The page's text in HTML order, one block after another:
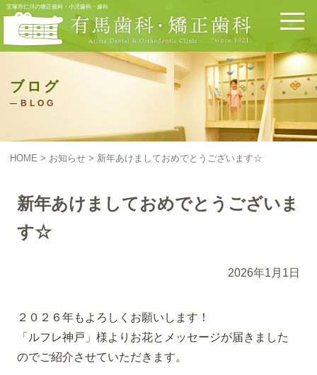
宝塚市仁川の矯正歯科・小児歯科・歯科
ブログ
BLOG
HOME > お知らせ > 新年あけましておめでとうございます☆
新年あけましておめでとうございま
す☆
2026年1月1日
２０２６年もよろしくお願いします！
「ルフレ神戸」様よりお花とメッセージが届きました
のでご紹介させていただきます。